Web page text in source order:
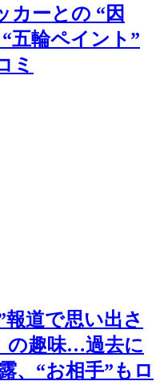
カーとの “因
五輪ペイント”
ミ
報道で思い出さ
の趣味…過去に
、“お相手”もロ